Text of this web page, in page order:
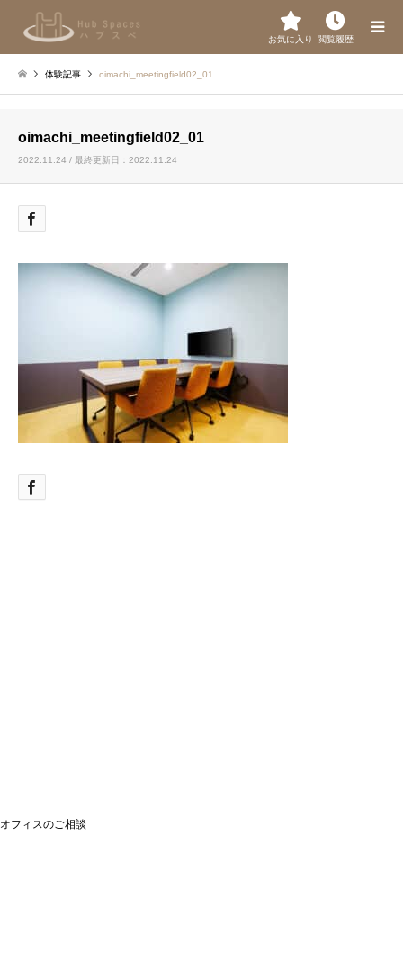
お気に入り 閲覧履歴
体験記事 oimachi_meetingfield02_01
oimachi_meetingfield02_01
2022.11.24 / 最終更新日：2022.11.24
オフィスのご相談